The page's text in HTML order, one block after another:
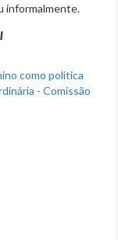
informalmente.